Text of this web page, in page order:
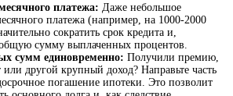
платежа: Даже небольшое
платежа (например, на 1000-2000
сократить срок кредита и,
сумму выплаченных процентов.
сумм единовременно: Получили премию,
другой крупный доход? Направьте часть
погашение ипотеки. Это позволит